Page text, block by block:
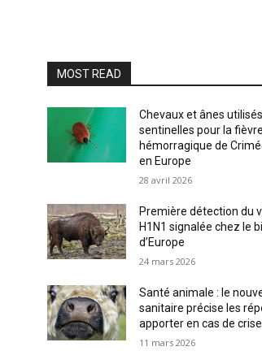
MOST READ
Chevaux et ânes
sentinelles pour la fièvre
hémorragique de
en Europe
28 avril 2026
Première détection du
H1N1 signalée chez le
d’Europe
24 mars 2026
Santé animale : le
sanitaire précise les
apporter en cas de crise
11 mars 2026